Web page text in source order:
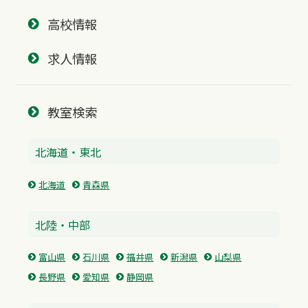
高校情報
求人情報
教室検索
北海道・東北
北海道 青森県
北陸・中部
富山県 石川県 福井県 新潟県
山梨県
長野県
愛知県 静岡県